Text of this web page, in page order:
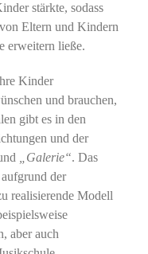
stärkte, sodass
Eltern und Kindern
erweitern ließe.
Kinder
und brauchen,
gibt es in den
und der
„Galerie“. Das
der
realisierende Modell
aber auch